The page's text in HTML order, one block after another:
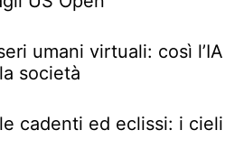
umani virtuali: così l’IA
società
cadenti ed eclissi: i cieli